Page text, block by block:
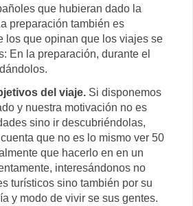
que hubieran dado la
preparación también es
los que opinan que los viajes se
En la preparación, durante el
del viaje.Si disponemos
y nuestra motivación no es
sino ir descubriéndolas,
que no es lo mismo ver 50
que hacerlo en en un
interesándonos no
turísticos sino también por su
y modo de vivir se sus gentes.